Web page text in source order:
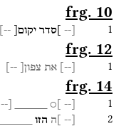
frg. 10
1
[-- ]סדר יקום[ --]
frg. 12
1
-- את צפון[ --]
frg. 14
1
[--
]○
--
2
[-- ]ה הזו